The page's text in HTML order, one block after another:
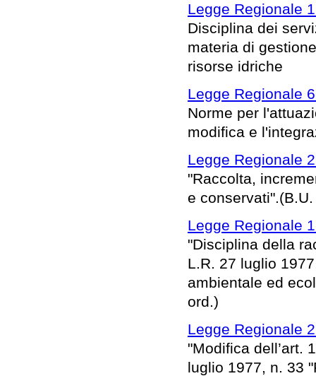
Legge Regionale
Disciplina dei
materia di
risorse idriche
Legge Regionale
Norme per
modifica e
Legge Regionale
"Raccolta,
e
Legge Regionale
"Disciplina della
L.R. 27 luglio
ambientale ed
ord.)
Legge Regionale
"Modifica dell’art.
luglio 1977, n. 33